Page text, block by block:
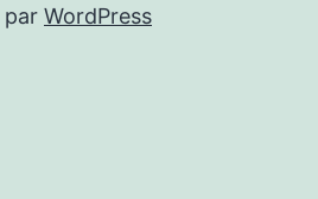
par WordPress